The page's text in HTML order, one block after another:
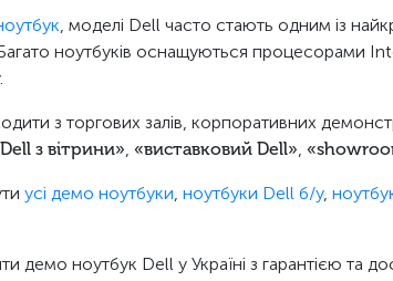
, моделі Dell часто стають одним із
ноутбуків оснащуються
з торгових залів, корпоративних
з вітрини», «виставковий Dell»,
усі демо ноутбуки, ноутбуки Dell б/у,
демо ноутбук Dell у Україні з гарантією та